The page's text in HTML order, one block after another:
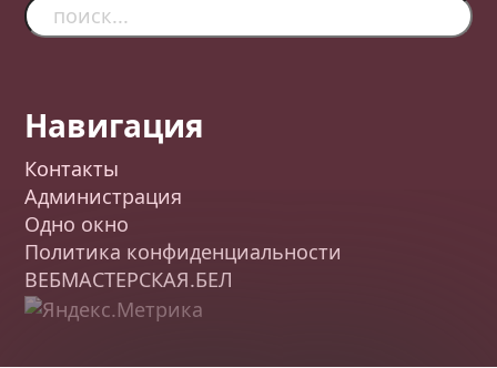
Навигация
Контакты
Администрация
Одно окно
Политика конфиденциальности
ВЕБМАСТЕРСКАЯ.БЕЛ